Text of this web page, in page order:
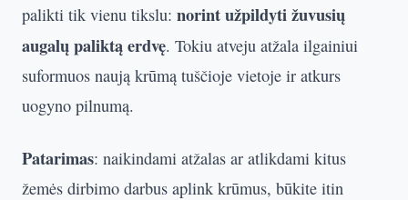
palikti tik vienu tikslu: norint užpildyti žuvusių
augalų paliktą erdvę. Tokiu atveju atžala ilgainiui
suformuos naują krūmą tuščioje vietoje ir atkurs
uogyno pilnumą.
Patarimas: naikindami atžalas ar atlikdami kitus
žemės dirbimo darbus aplink krūmus, būkite itin